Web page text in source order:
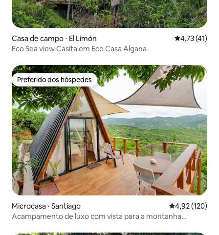
Casa de campo ⋅ El Limón 4,73 de uma
4,73 (41)
Eco Sea view Casita em Eco Casa Algana
Preferido dos hóspedes
Preferido dos hóspedes
Microcasa ⋅ Santiago 4,92 de uma
4,92 (120)
Acampamento de luxo com vista para a montanha